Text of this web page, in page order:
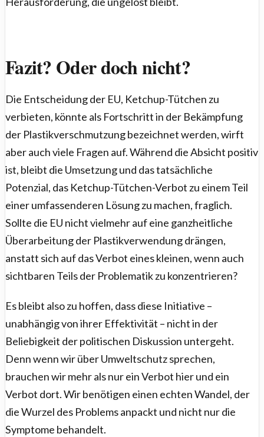
Fazit? Oder doch nicht?
Die Entscheidung der EU, Ketchup-Tütchen zu
verbieten, könnte als Fortschritt in der Bekämpfung
der Plastikverschmutzung bezeichnet werden, wirft
aber auch viele Fragen auf. Während die Absicht positiv
ist, bleibt die Umsetzung und das tatsächliche
Potenzial, das Ketchup-Tütchen-Verbot zu einem Teil
einer umfassenderen Lösung zu machen, fraglich.
Sollte die EU nicht vielmehr auf eine ganzheitliche
Überarbeitung der Plastikverwendung drängen,
anstatt sich auf das Verbot eines kleinen, wenn auch
sichtbaren Teils der Problematik zu konzentrieren?
Es bleibt also zu hoffen, dass diese Initiative –
unabhängig von ihrer Effektivität – nicht in der
Beliebigkeit der politischen Diskussion untergeht.
Denn wenn wir über Umweltschutz sprechen,
brauchen wir mehr als nur ein Verbot hier und ein
Verbot dort. Wir benötigen einen echten Wandel, der
die Wurzel des Problems anpackt und nicht nur die
Symptome behandelt.